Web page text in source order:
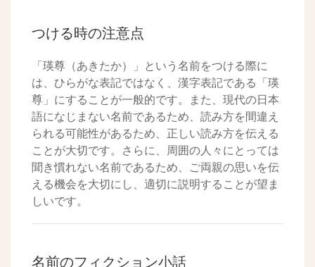
つける時の注意点
「瑛尊（あきたか）」という名前をつける際に
は、ひらがな表記ではなく、漢字表記である「瑛
尊」にすることが一般的です。また、現代の日本
語になじまない名前であるため、読み方を間違え
られる可能性があるため、正しい読み方を伝える
ことが大切です。さらに、周囲の人々にとっては
聞き慣れない名前であるため、ご両親の思いを伝
える機会を大切にし、適切に説明することが望ま
しいです。
名前のフィクション小話